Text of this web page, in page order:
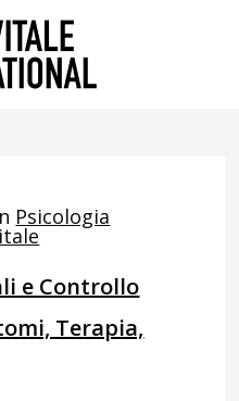
Psicologia
e Controllo
Terapia,